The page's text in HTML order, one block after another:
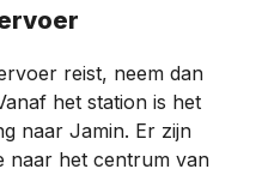
reist, neem dan
het station is het
naar Jamin. Er zijn
naar het centrum van